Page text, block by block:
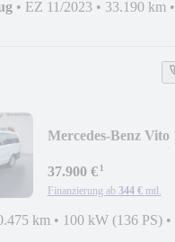
• EZ 11/2023 • 33.190 km •
Mercedes-Benz
37.900 €¹
Finanzierung ab 344 € mtl.
km • 100 kW (136 PS) •